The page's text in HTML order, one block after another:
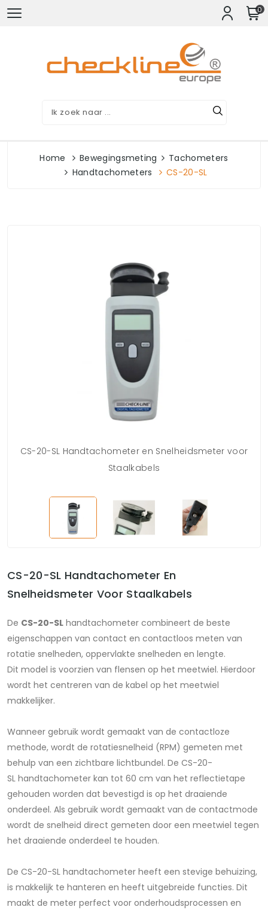
0
Home Bewegingsmeting
Tachometers
Handtachometers
CS-20-SL
CS-20-SL Handtachometer en Snelheidsmeter voor
Staalkabels
CS-20-SL Handtachometer En
Snelheidsmeter Voor Staalkabels
De CS-20-SL handtachometer combineert de beste
eigenschappen van contact en contactloos meten van
rotatie snelheden, oppervlakte snelheden en lengte.
Dit model is voorzien van flensen op het meetwiel. Hierdoor
wordt het centreren van de kabel op het meetwiel
makkelijker.
Wanneer gebruik wordt gemaakt van de contactloze
methode, wordt de rotatiesnelheid (RPM) gemeten met
behulp van een zichtbare lichtbundel. De CS-20-
SL handtachometer kan tot 60 cm van het reflectietape
gehouden worden dat bevestigd is op het draaiende
onderdeel. Als gebruik wordt gemaakt van de contactmode
wordt de snelheid direct gemeten door een meetwiel tegen
het draaiende onderdeel te houden.
De CS-20-SL handtachometer heeft een stevige behuizing,
is makkelijk te hanteren en heeft uitgebreide functies. Dit
maakt de meter perfect voor onderhoudsprocessen en